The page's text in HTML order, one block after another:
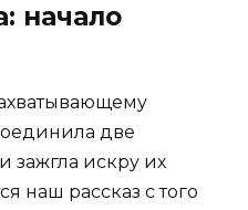
начало
две
зажгла искру их
наш рассказ с того